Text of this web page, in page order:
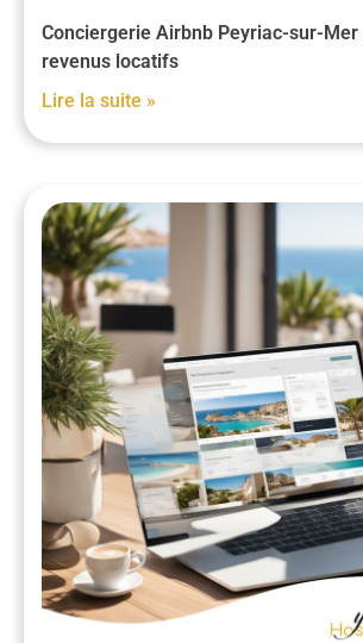
Conciergerie Airbnb Peyriac-sur-
revenus locatifs
Lire la suite »